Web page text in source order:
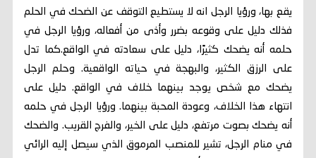
يقع بها، ورؤيا الرجل انه لا يستطيع التوقف عن الضحك في الحلم
فذلك دليل على وقوعه بضرر وأذى من أفعاله، ورؤيا الرجل في
حلمه أنه يضحك كثيرًا، دليل على سعادته في الواقع.كما تدل
على الرزق الكثير، والبهجة في حياته الواقعية. وحلم الرجل
يضحك مع شخص يوجد بينهما خلاف في الواقع. دليل على
انتهاء هذا الخلاف، وعودة المحبة بينهما. ورؤيا الرجل في حلمه
أنه يضحك بصوت مرتفع، دليل على الخير، والفرج القريب. والضحك
في منام الرجل، تشير للمنصب المرموق الذي سيصل إليه الرائي